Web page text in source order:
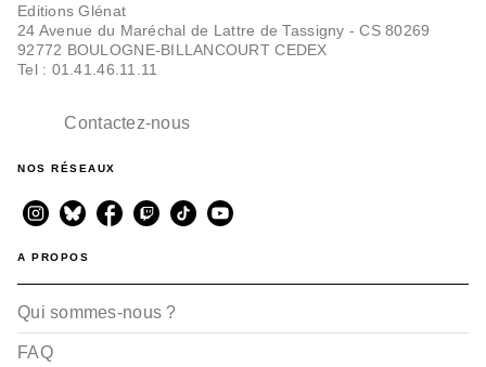
01
Editions Glénat
24 Avenue du Maréchal de Lattre de Tassigny - CS 80269
92772 BOULOGNE-BILLANCOURT CEDEX
Tel : 01.41.46.11.11
Contactez-nous
NOS RÉSEAUX
A PROPOS
Qui sommes-nous ?
FAQ